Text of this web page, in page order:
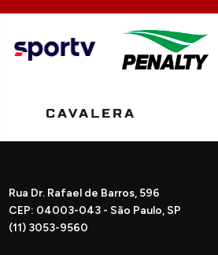
Rua Dr. Rafael de Barros, 596
CEP: 04003-043 - São Paulo, SP
(11) 3053-9560